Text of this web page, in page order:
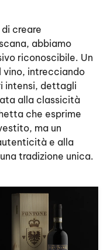
creare
abbiamo
riconoscibile. Un
vino, intrecciando
intensi, dettagli
alla classicità
che esprime
ma un
e alla
tradizione unica.
zoom +